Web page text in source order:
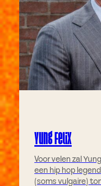
Yung Felix
Voor velen zal
een hip hop
(soms vulgaire)